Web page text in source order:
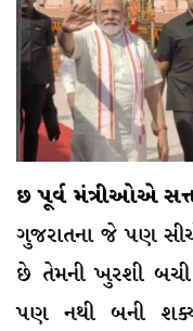
છ પૂર્વ મંત્રીઓએ
ગુજરાતના જે પણ
છે તેમની ખુરશી
પણ નથી બની